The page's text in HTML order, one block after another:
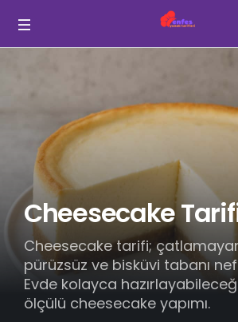
Cheesecake
Cheesecake tarifi;
pürüzsüz ve bisküvi tabanı
Evde kolayca
ölçülü cheesecake yapımı.